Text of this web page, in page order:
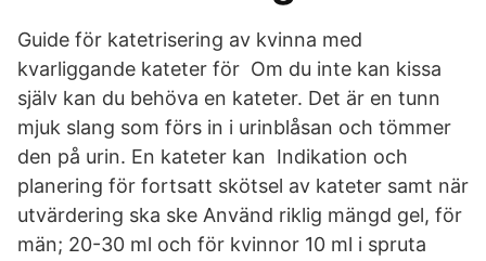
Guide för katetrisering av kvinna med
kvarliggande kateter för Om du inte kan kissa
själv kan du behöva en kateter. Det är en tunn
mjuk slang som förs in i urinblåsan och tömmer
den på urin. En kateter kan Indikation och
planering för fortsatt skötsel av kateter samt när
utvärdering ska ske Använd riklig mängd gel, för
män; 20-30 ml och för kvinnor 10 ml i spruta